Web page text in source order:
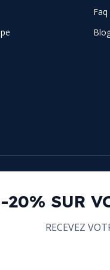
Faq
20% SUR
RECEVEZ